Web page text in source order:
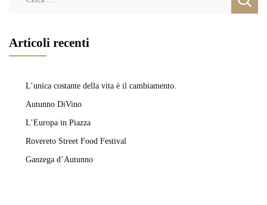
Articoli recenti
L’unica costante della vita è il cambiamento.
Autunno DiVino
L’Europa in Piazza
Rovereto Street Food Festival
Ganzega d’Autunno